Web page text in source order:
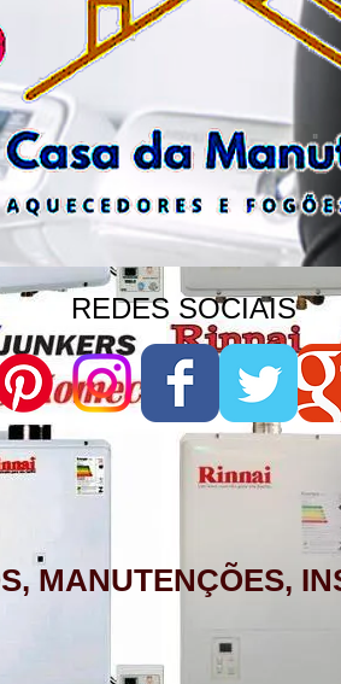
REDES SOCIAIS
MANUTENÇÕES,